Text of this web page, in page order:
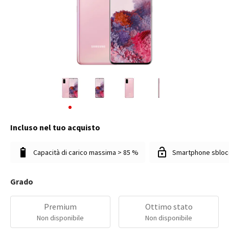
Incluso nel tuo acquisto
Capacità di carico massima > 85 % Smartphone
Grado
Premium
Non disponibile
Ottimo stato
Non disponibile